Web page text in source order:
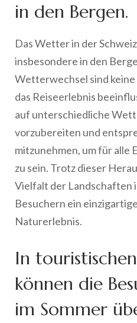
in den Bergen.
Das Wetter in der
insbesondere in den
Wetterwechsel sind
das Reiseerlebnis
auf unterschiedliche
vorzubereiten und
mitzunehmen, um für
zu sein. Trotz dieser
Vielfalt der Landschaften
Besuchern ein
Naturerlebnis.
In
können die
im Sommer